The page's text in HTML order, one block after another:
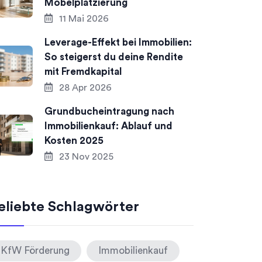
Möbelplatzierung
11 Mai 2026
Leverage-Effekt bei Immobilien:
So steigerst du deine Rendite
mit Fremdkapital
28 Apr 2026
Grundbucheintragung nach
Immobilienkauf: Ablauf und
Kosten 2025
23 Nov 2025
Schlagwörter
KfW Förderung Immobilienkauf